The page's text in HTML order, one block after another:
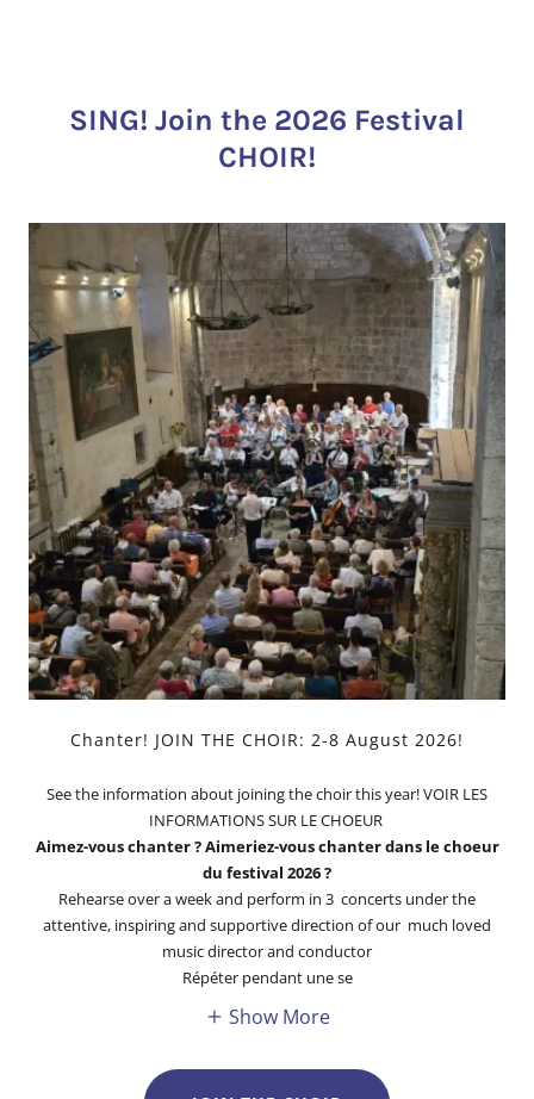
SING! Join the 2026 Festival
CHOIR!
Chanter! JOIN THE CHOIR: 2-8 August 2026!
See the information about joining the choir this year! VOIR LES
INFORMATIONS SUR LE CHOEUR
Aimez-vous chanter ? Aimeriez-vous chanter dans le choeur
du festival 2026 ?
Rehearse over a week and perform in 3 concerts under the
attentive, inspiring and supportive direction of our much loved
music director and conductor
Répéter pendant une se
Show More